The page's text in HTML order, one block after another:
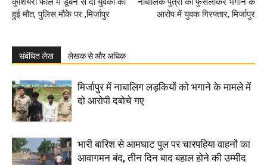
हुई मौत, पुलिस मौके पर ,मिर्जापुर
आरोप में युवक गिरफ्तार, मिर्जापुर
संबंधित लेख लेखक से और अधिक
मिर्जापुर में नाबालिग लड़कियों को भगाने के मामले में
दो आरोपी दबोचे गए
भारी बारिश से आमघाट पुल पर चारपहिया वाहनों का
आवागमन बंद, तीन दिन बाद बहाल होने की उम्मीद